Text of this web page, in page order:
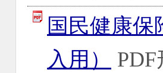
国民健康
入用）